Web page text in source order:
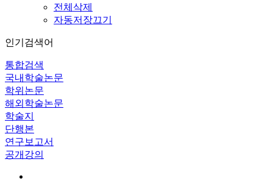
전체삭제
자동저장끄기
인기검색어
통합검색
국내학술논문
학위논문
해외학술논문
학술지
단행본
연구보고서
공개강의